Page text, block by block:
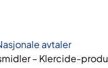
avtaler
– Klercide-